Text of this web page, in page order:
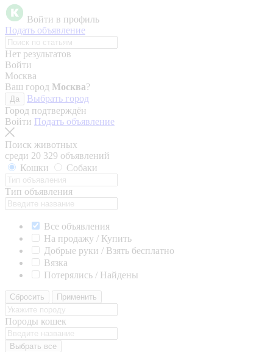
Войти в профиль
Подать объявление
Нет результатов
Войти
Москва
Ваш город Москва?
Да
Выбрать город
Город подтверждён
Войти Подать объявление
Поиск животных
среди 20 329 объявлений
Кошки
Собаки
Тип объявления
Все объявления
На продажу / Купить
Добрые руки / Взять бесплатно
Вязка
Потерялись / Найдены
Сбросить Применить
Породы кошек
Выбрать все